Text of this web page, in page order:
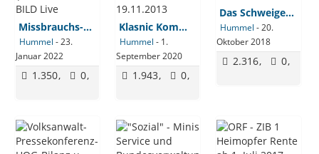
Missbrauchs-Gutachten – Papst Benedikt schwer belastet | Albert Link bei BILD Live
Hummel -23.
Januar 2022
1.350 0
Klasnic Kommission - Buchpräsentation - Missbrauch und Gewalt - 19.11.2013
Hummel - 1.
September 2020
1.943 0
Das Schweigen der Hirten Missbrauchfälle der kartolischen Kirche
Hummel -20.
Oktober 2018
2.316 0